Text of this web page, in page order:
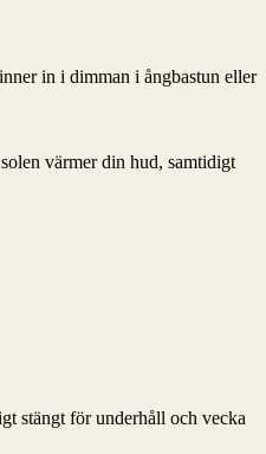
in i dimman i ångbastun eller
värmer din hud, samtidigt
stängt för underhåll och vecka